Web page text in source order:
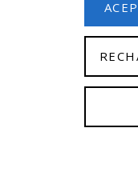
© 2026 Isabel